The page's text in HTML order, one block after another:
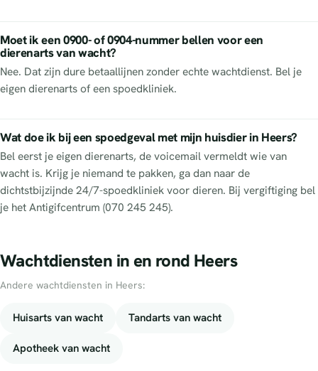
Moet ik een 0900- of 0904-nummer bellen voor een
dierenarts van wacht?
Nee. Dat zijn dure betaallijnen zonder echte wachtdienst. Bel je
eigen dierenarts of een spoedkliniek.
Wat doe ik bij een spoedgeval met mijn huisdier in Heers?
Bel eerst je eigen dierenarts, de voicemail vermeldt wie van
wacht is. Krijg je niemand te pakken, ga dan naar de
dichtstbijzijnde 24/7-spoedkliniek voor dieren. Bij vergiftiging bel
je het Antigifcentrum (070 245 245).
Wachtdiensten in en rond Heers
Andere wachtdiensten in Heers:
Huisarts van wacht Tandarts van wacht
Apotheek van wacht